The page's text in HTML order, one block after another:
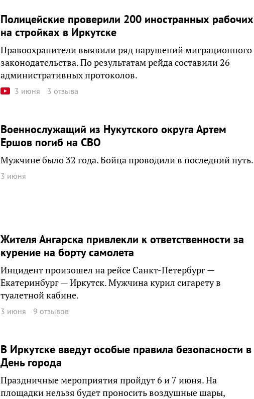
Полицейские проверили 200 иностранных рабочих
на стройках в Иркутске
Правоохранители выявили ряд нарушений миграционного
законодательства. По результатам рейда составили 26
административных протоколов.
3 июня 3 отзыва
Военнослужащий из Нукутского округа Артем
Ершов погиб на СВО
Мужчине было 32 года. Бойца проводили в последний путь.
3 июня
Жителя Ангарска привлекли к ответственности за
курение на борту самолета
Инцидент произошел на рейсе Санкт-Петербург —
Екатеринбург — Иркутск. Мужчина курил сигарету в
туалетной кабине.
3 июня 9 отзывов
В Иркутске введут особые правила безопасности в
День города
Праздничные мероприятия пройдут 6 и 7 июня. На
площадки нельзя будет проносить воздушные шары,